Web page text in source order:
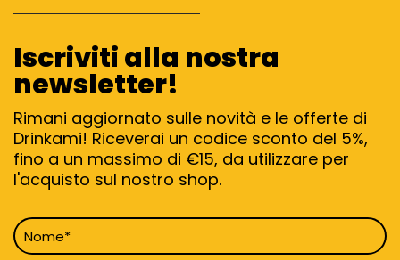
Iscriviti alla nostra
newsletter!
Rimani aggiornato sulle novità e le offerte di
Drinkami! Riceverai un codice sconto del 5%,
fino a un massimo di €15, da utilizzare per
l'acquisto sul nostro shop.
Nome
*